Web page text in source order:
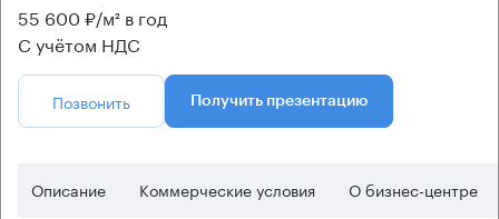
55 600 ₽/м² в год
С учётом НДС
Позвонить Получить презентацию
Описание Коммерческие условия О бизнес-центре